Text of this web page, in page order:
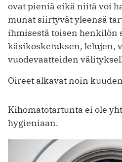
ovat pieniä eikä niitä voi
munat siirtyvät yleensä
ihmisestä toisen henkilön
käsikosketuksen, lelujen,
vuodevaatteiden
Oireet alkavat noin
Kihomatotartunta ei ole
hygieniaan.